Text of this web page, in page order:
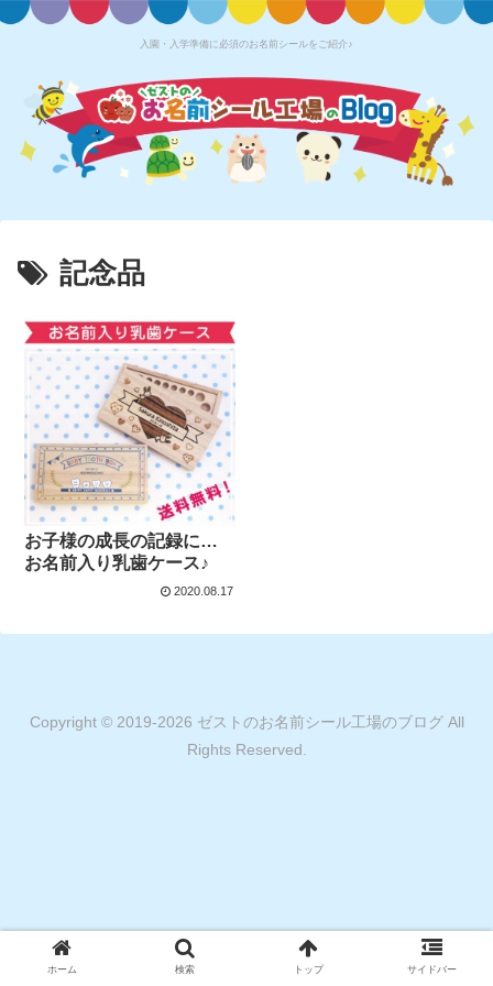
入園・入学準備に必須のお名前シールをご紹介♪
記念品
お子様の成長の記録に…
お名前入り乳歯ケース♪
2020.08.17
Copyright © 2019-2026 ゼストのお名前シール工場のブログ All
Rights Reserved.
ホーム 検索 トップ サイドバー